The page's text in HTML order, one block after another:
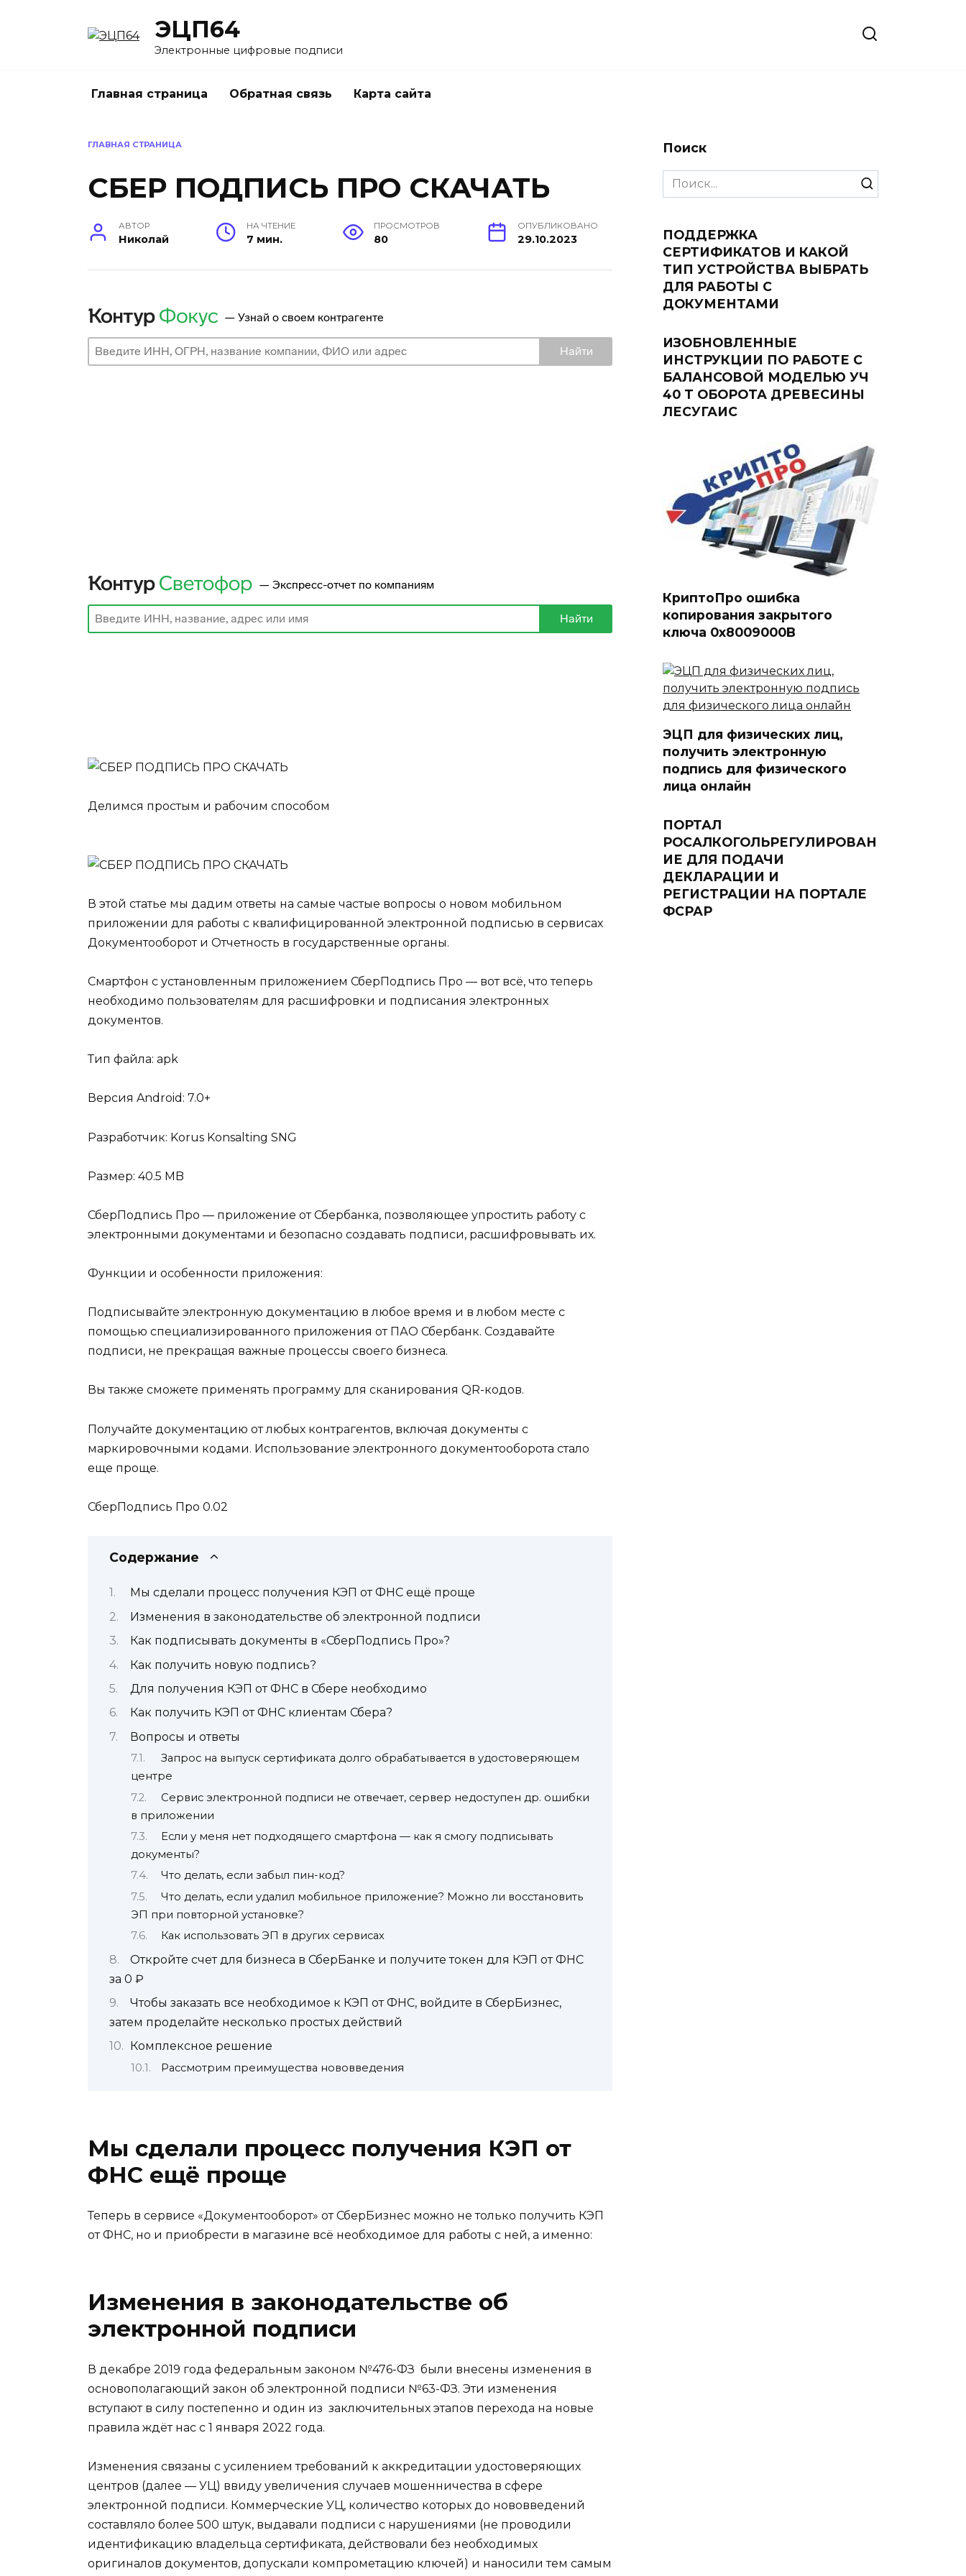
ЭЦП64
Электронные цифровые подписи
Главная страница Обратная связь Карта сайта
ГЛАВНАЯ СТРАНИЦА
СБЕР ПОДПИСЬ ПРО СКАЧАТЬ
АВТОР
Николай
НА ЧТЕНИЕ
7 мин.
ПРОСМОТРОВ
80
ОПУБЛИКОВАНО
29.10.2023
Делимся простым и рабочим способом
В этой статье мы дадим ответы на самые частые вопросы о новом мобильном
приложении для работы с квалифицированной электронной подписью в сервисах
Документооборот и Отчетность в государственные органы.
Смартфон с установленным приложением СберПодпись Про — вот всё, что теперь
необходимо пользователям для расшифровки и подписания электронных
документов.
Тип файла: apk
Версия Android: 7.0+
Разработчик: Korus Konsalting SNG
Размер: 40.5 MB
СберПодпись Про — приложение от Сбербанка, позволяющее упростить работу с
электронными документами и безопасно создавать подписи, расшифровывать их.
Функции и особенности приложения:
Подписывайте электронную документацию в любое время и в любом месте с
помощью специализированного приложения от ПАО Сбербанк. Создавайте
подписи, не прекращая важные процессы своего бизнеса.
Вы также сможете применять программу для сканирования QR-кодов.
Получайте документацию от любых контрагентов, включая документы с
маркировочными кодами. Использование электронного документооборота стало
еще проще.
СберПодпись Про 0.02
Содержание
Мы сделали процесс получения КЭП от ФНС ещё проще
Изменения в законодательстве об электронной подписи
Как подписывать документы в «СберПодпись Про»?
Как получить новую подпись?
Для получения КЭП от ФНС в Сбере необходимо
Как получить КЭП от ФНС клиентам Сбера?
Вопросы и ответы
Запрос на выпуск сертификата долго обрабатывается в удостоверяющем
центре
Сервис электронной подписи не отвечает, сервер недоступен др. ошибки
в приложении
Если у меня нет подходящего смартфона — как я смогу подписывать
документы?
Что делать, если забыл пин-код?
Что делать, если удалил мобильное приложение? Можно ли восстановить
ЭП при повторной установке?
Как использовать ЭП в других сервисах
Откройте счет для бизнеса в СберБанке и получите токен для КЭП от ФНС
за 0 ₽
Чтобы заказать все необходимое к КЭП от ФНС, войдите в СберБизнес,
затем проделайте несколько простых действий
Комплексное решение
Рассмотрим преимущества нововведения
Мы сделали процесс получения КЭП от
ФНС ещё проще
Теперь в сервисе «Документооборот» от СберБизнес можно не только получить КЭП
от ФНС, но и приобрести в магазине всё необходимое для работы с ней, а именно:
Изменения в законодательстве об
электронной подписи
В декабре 2019 года федеральным законом №476-ФЗ были внесены изменения в
основополагающий закон об электронной подписи №63-ФЗ. Эти изменения
вступают в силу постепенно и один из заключительных этапов перехода на новые
правила ждёт нас с 1 января 2022 года.
Изменения связаны с усилением требований к аккредитации удостоверяющих
центров (далее — УЦ) ввиду увеличения случаев мошенничества в сфере
электронной подписи. Коммерческие УЦ, количество которых до нововведений
составляло более 500 штук, выдавали подписи с нарушениями (не проводили
идентификацию владельца сертификата, действовали без необходимых
оригиналов документов, допускали компрометацию ключей) и наносили тем самым
Поиск
Search
for:
ПОДДЕРЖКА
СЕРТИФИКАТОВ И КАКОЙ
ТИП УСТРОЙСТВА ВЫБРАТЬ
ДЛЯ РАБОТЫ С
ДОКУМЕНТАМИ
ИЗОБНОВЛЕННЫЕ
ИНСТРУКЦИИ ПО РАБОТЕ С
БАЛАНСОВОЙ МОДЕЛЬЮ УЧ
40 Т ОБОРОТА ДРЕВЕСИНЫ
ЛЕСУГАИС
КриптоПро ошибка
копирования закрытого
ключа 0x8009000B
ЭЦП для физических лиц,
получить электронную
подпись для физического
лица онлайн
ПОРТАЛ
РОСАЛКОГОЛЬРЕГУЛИРОВАН
ИЕ ДЛЯ ПОДАЧИ
ДЕКЛАРАЦИИ И
РЕГИСТРАЦИИ НА ПОРТАЛЕ
ФСРАР